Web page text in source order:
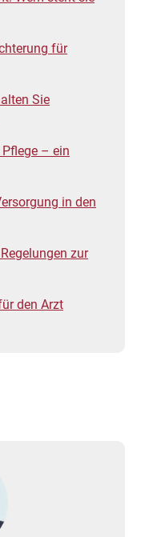
für
Sie
– ein
in den
zur
den Arzt